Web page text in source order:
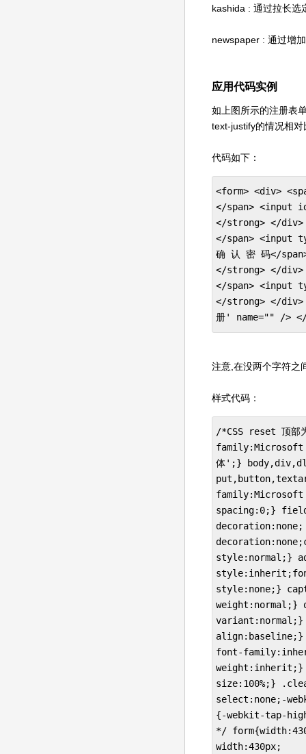
kashida : 通过拉长选
newspaper : 通过增
应用代码实例
如上图所示的注册表
text-justify的情况相对
代码如下：
<form> <div>
</span> <input
</strong> </div>
</span> <input
确 认 密 码</
</strong> </div>
</span> <input
</strong> </
册' name="" />
注意,在没两个字符之
样式代码：
/*CSS reset 顶
体';}
spacing:0;}
decoration:none;
style:normal;}
style:none;}
weight:normal;}
align:baseline;}
font-
weight:inherit;}
size:100%;}
select:none;-
{-webkit-tap-
*/
width:430px;